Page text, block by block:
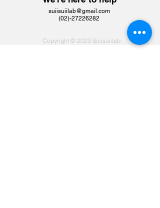
suiisuiilab@gmail.com
​(02)-27226282
Copyright © 2023 Suiisuiilab